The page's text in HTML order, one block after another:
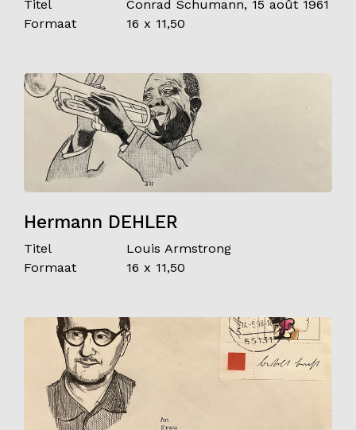
Titel
Conrad Schumann, 15 août 1961
Formaat
16 x 11,50
Hermann DEHLER
Titel
Louis Armstrong
Formaat
16 x 11,50